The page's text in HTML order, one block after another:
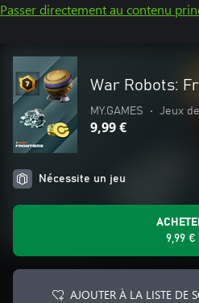
Passer directement au contenu
War Robots:
MY.GAMES • Jeux
9,99 €
Nécessite un jeu
9,99 €
AJOUTER À LA LISTE DE